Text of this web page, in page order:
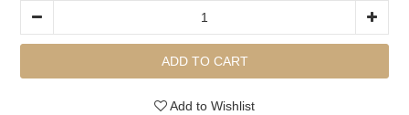
ADD TO CART
Add to Wishlist